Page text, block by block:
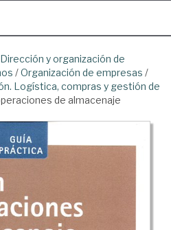
Dirección y organización de
/Organización de empresas /
Logística, compras y gestión de
de almacenaje